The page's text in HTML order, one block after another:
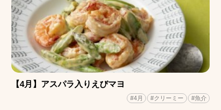
【4月】アスパラ入りえびマヨ
#4月 #クリーミー #魚介